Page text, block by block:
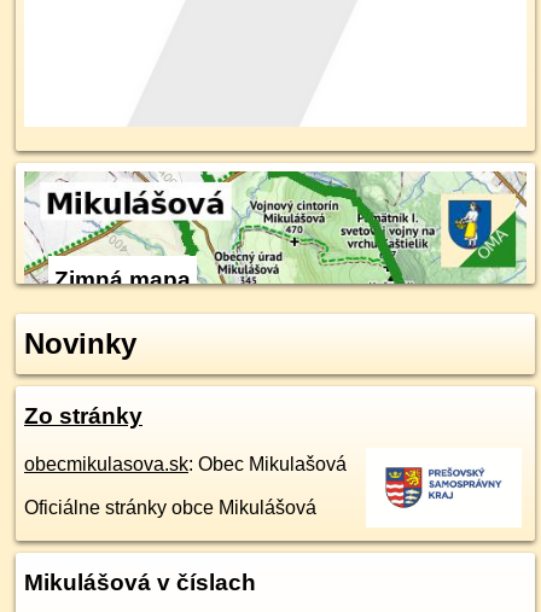
Zimná mapa
Novinky
Zo stránky
obecmikulasova.sk: Obec Mikulašová
Oficiálne stránky obce Mikulášová
Mikulášová v číslach